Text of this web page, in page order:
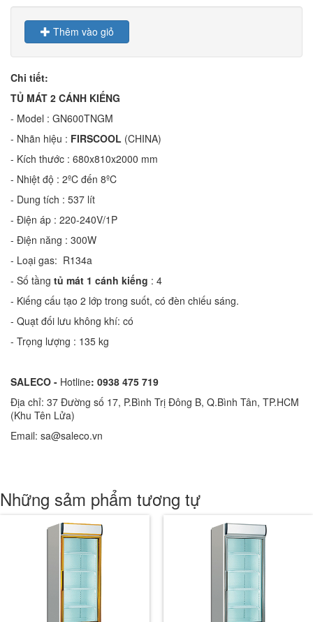
Thêm vào giỏ
Chi tiết:
TỦ MÁT 2 CÁNH KIẾNG
- Model : GN600TNGM
- Nhãn hiệu : FIRSCOOL (CHINA)
- Kích thước : 680x810x2000 mm
- Nhiệt độ : 2ºC đến 8ºC
- Dung tích : 537 lít
- Điện áp : 220-240V/1P
- Điện năng : 300W
- Loại gas: R134a
- Số tầng tủ mát 1 cánh kiếng : 4
- Kiếng cấu tạo 2 lớp trong suốt, có đèn chiếu sáng.
- Quạt đối lưu không khí: có
- Trọng lượng : 135 kg
SALECO - Hotline: 0938 475 719
Địa chỉ: 37 Đường số 17, P.Bình Trị Đông B, Q.Bình Tân, TP.HCM
(Khu Tên Lửa)
Email: sa@saleco.vn
Những sảm phẩm tương tự